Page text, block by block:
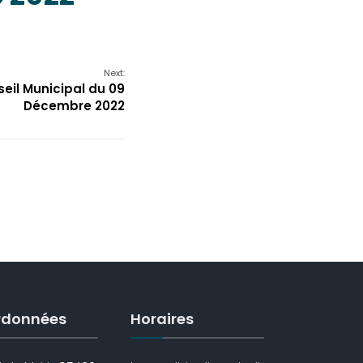
Next:
Municipal du 09
Décembre 2022
Horaires